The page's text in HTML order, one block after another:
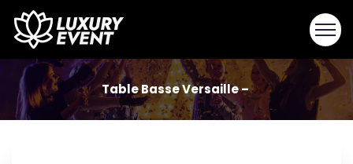
Table Basse Versaille –